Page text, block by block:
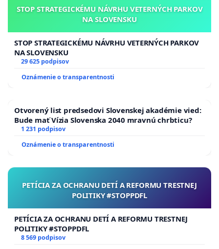
STOP STRATEGICKÉMU NÁVRHU VETERNÝCH PARKOV
NA SLOVENSKU
STOP STRATEGICKÉMU NÁVRHU VETERNÝCH PARKOV
NA SLOVENSKU
29 625 podpisov
Oznámenie o transparentnosti
Otvorený list predsedovi Slovenskej akadémie vied:
Bude mať Vízia Slovenska 2040 mravnú chrbticu?
1 231 podpisov
Oznámenie o transparentnosti
PETÍCIA ZA OCHRANU DETÍ A REFORMU TRESTNEJ
POLITIKY #STOPPDFL
PETÍCIA ZA OCHRANU DETÍ A REFORMU TRESTNEJ
POLITIKY #STOPPDFL
8 569 podpisov